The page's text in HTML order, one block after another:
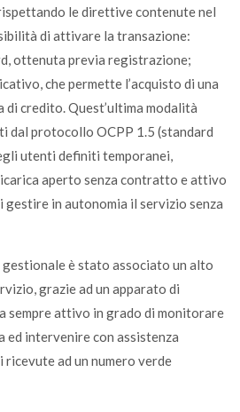
le direttive contenute nel
di attivare la transazione:
ottenuta previa registrazione;
che permette l’acquisto di una
credito. Quest’ultima modalità
dal protocollo OCPP 1.5 (standard
utenti definiti temporanei,
aperto senza contratto e attivo
gestire in autonomia il servizio senza
gestionale è stato associato un alto
grazie ad un apparato di
sempre attivo in grado di monitorare
ed intervenire con assistenza
ricevute ad un numero verde